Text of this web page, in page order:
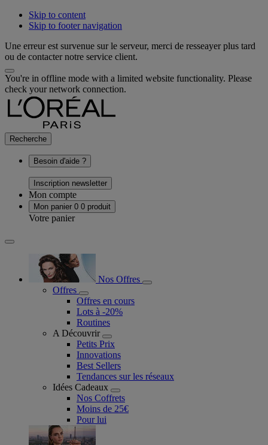
Skip to content
Skip to footer navigation
Une erreur est survenue sur le serveur, merci de resseayer plus tard
ou de contacter notre service client.
You're in offline mode with a limited website functionality. Please
check your network connection.
Recherche
Besoin d'aide ?
Inscription newsletter
Mon compte
Mon panier 0 0 produit
Votre panier
Nos Offres
Offres
Offres en cours
Lots à -20%
Routines
A Découvrir
Petits Prix
Innovations
Best Sellers
Tendances sur les réseaux
Idées Cadeaux
Nos Coffrets
Moins de 25€
Pour lui